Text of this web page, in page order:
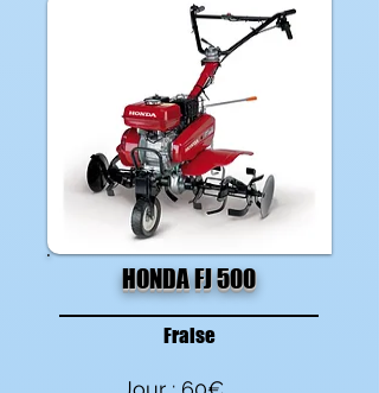
HONDA FJ 500
Fraise